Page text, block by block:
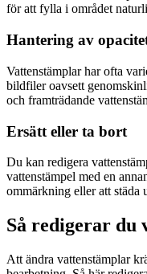
för att fylla i området
Hantering av
Vattenstämplar har ofta
bildfiler oavsett
och framträdande
Ersätt eller ta bort
Du kan redigera
vattenstämpel med en
ommärkning eller att städa
Så redigerar du
Att ändra vattenstämplar